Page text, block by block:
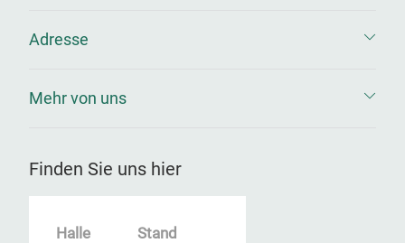
Adresse
Mehr von uns
Finden Sie uns hier
Halle Stand